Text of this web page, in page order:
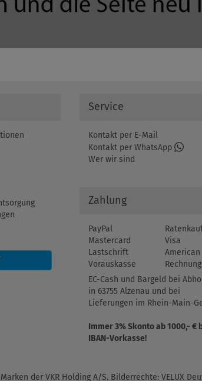
Service
Kontakt per E-Mail
Kontakt per WhatsApp
Wer wir sind
Zahlung
PayPal
Mastercard
Visa
Lastschrift
American
Vorauskasse
EC-Cash und Bargeld bei
in 63755 Alzenau und bei
Lieferungen im Rhein-Main-
Immer 3% Skonto ab 1000,- €
IBAN-Vorkasse!
der VKR Holding A/S. Bilderrechte: VELUX